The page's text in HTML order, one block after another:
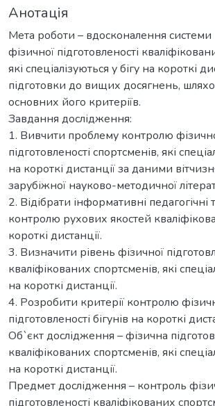
Анотація
Мета роботи – вдосконалення
фізичної підготовленості
які спеціалізуються у бігу на короткі
підготовки до вищих досягнень,
основних його критеріїв.
Завдання дослідження:
1. Вивчити проблему контролю
підготовленості спортсменів, які
на короткі дистанції за даними
зарубіжної науково-методичної
2. Відібрати інформативні педагогічні
контролю рухових якостей
короткі дистанції.
3. Визначити рівень фізичної
кваліфікованих спортсменів, які
на короткі дистанції.
4. Розробити критерії контролю
підготовленості бігунів на короткі
Об`єкт дослідження – фізична
кваліфікованих спортсменів, які
на короткі дистанції.
Предмет дослідження – контроль
підготовленості кваліфікованих